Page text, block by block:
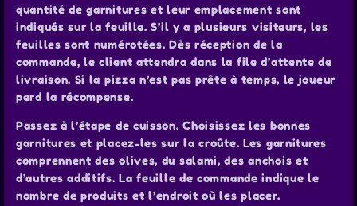
quantité de garnitures et leur emplacement sont
indiqués sur la feuille. S’il y a plusieurs visiteurs, les
feuilles sont numérotées. Dès réception de la
commande, le client attendra dans la file d’attente de
livraison. Si la pizza n’est pas prête à temps, le joueur
perd la récompense.
Passez à l’étape de cuisson. Choisissez les bonnes
garnitures et placez-les sur la croûte. Les garnitures
comprennent des olives, du salami, des anchois et
d’autres additifs. La feuille de commande indique le
nombre de produits et l’endroit où les placer.